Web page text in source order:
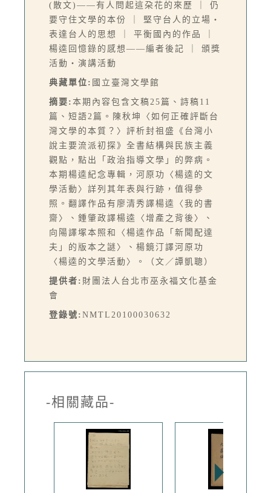
(散文)——有人問起這朶花的來歷 ｜ 仍
要守住文學的本份 ｜ 堅守台人的立場‧
表達台人的思想 ｜ 平衡國內的作品 ｜
楊逵回憶錄的感想——編者後記 ｜ 頒獎
活動‧演講活動
典藏單位: 國立臺灣文學館
摘要: 本期內容包含文稿25篇、詩稿11
篇、短語2篇。陳秋坤〈如何正確評斷台
灣文學的本質？〉評析封祖盛《台灣小
說主要流派初探》全書結構與民族主義
觀點，點出「政治指導文學」的弊病。
本期楊逵紀念專輯，河原功〈楊逵的文
學活動〉詳列其年表與行跡，值得參
照。翻譯作品有廖清秀譯楊逵〈我的書
齋〉、鍾肇政譯楊逵〈增產之背後〉、
向陽譯塚本照和〈楊逵作品「新聞配達
夫」的版本之謎〉、楊鏡汀譯河原功
〈楊逵的文學活動〉。（文／譚凱聰）
提供者: 財團法人台北市巫永福文化基金
會
登錄號: NMTL20100030632
-相關藏品-